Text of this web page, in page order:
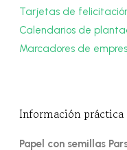
Tarjetas de
Calendarios de
Marcadores de
Información práctica
Papel con semillas